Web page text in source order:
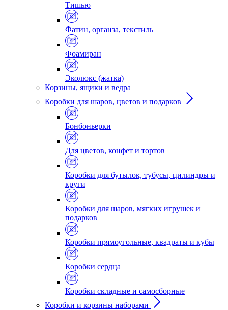
Тишью
Фатин, органза, текстиль
Фоамиран
Эколюкс (жатка)
Корзины, ящики и ведра
Коробки для шаров, цветов и подарков
Бонбоньерки
Для цветов, конфет и тортов
Коробки для бутылок, тубусы, цилиндры и
круги
Коробки для шаров, мягких игрушек и
подарков
Коробки прямоугольные, квадраты и кубы
Коробки сердца
Коробки складные и самосборные
Коробки и корзины наборами